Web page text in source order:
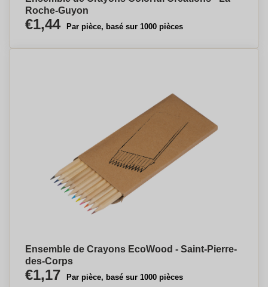
Roche-Guyon
€1,44 Par pièce, basé sur 1000 pièces
Ensemble de Crayons EcoWood - Saint-Pierre-
des-Corps
€1,17 Par pièce, basé sur 1000 pièces